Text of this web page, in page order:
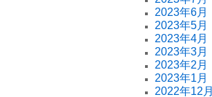
2023年6月
2023年5月
2023年4月
2023年3月
2023年2月
2023年1月
2022年12月